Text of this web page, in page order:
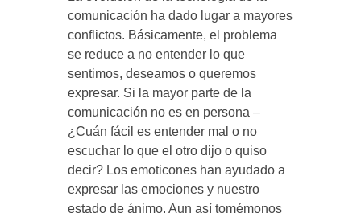
comunicación ha dado lugar a mayores
conflictos. Básicamente, el problema
se reduce a no entender lo que
sentimos, deseamos o queremos
expresar. Si la mayor parte de la
comunicación no es en persona –
¿Cuán fácil es entender mal o no
escuchar lo que el otro dijo o quiso
decir? Los emoticones han ayudado a
expresar las emociones y nuestro
estado de ánimo. Aun así tomémonos